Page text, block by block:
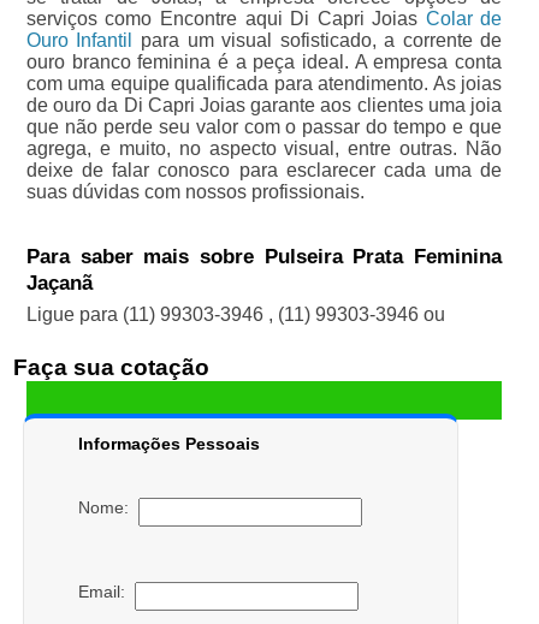
serviços como Encontre aqui Di Capri Joias Colar de
Ouro Infantil
para um visual sofisticado, a corrente de
ouro branco feminina é a peça ideal. A empresa conta
com uma equipe qualificada para atendimento. As joias
de ouro da Di Capri Joias garante aos clientes uma joia
que não perde seu valor com o passar do tempo e que
agrega, e muito, no aspecto visual, entre outras. Não
deixe de falar conosco para esclarecer cada uma de
suas dúvidas com nossos profissionais.
Para saber mais sobre Pulseira Prata Feminina
Jaçanã
Ligue para (11) 99303-3946 , (11) 99303-3946 ou
Faça sua cotação
Informações Pessoais
Nome:
Email: